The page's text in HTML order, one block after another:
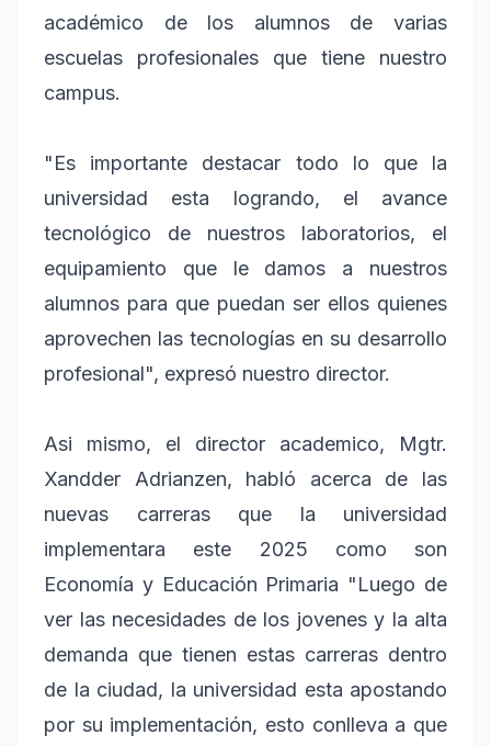
académico de los alumnos de varias
escuelas profesionales que tiene nuestro
campus.
"Es importante destacar todo lo que la
universidad esta logrando, el avance
tecnológico de nuestros laboratorios, el
equipamiento que le damos a nuestros
alumnos para que puedan ser ellos quienes
aprovechen las tecnologías en su desarrollo
profesional", expresó nuestro director.
Asi mismo, el director academico, Mgtr.
Xandder Adrianzen, habló acerca de las
nuevas carreras que la universidad
implementara este 2025 como son
Economía y Educación Primaria "Luego de
ver las necesidades de los jovenes y la alta
demanda que tienen estas carreras dentro
de la ciudad, la universidad esta apostando
por su implementación, esto conlleva a que